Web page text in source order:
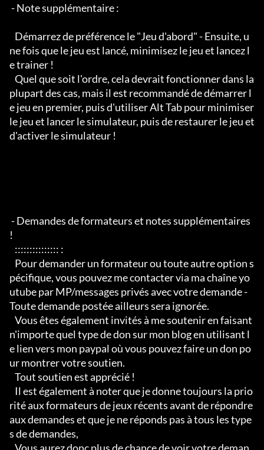
ne fois que le jeu est lancé, minimisez le jeu et lancez l
e trainer !
plupart des cas, mais il est recommandé de démarrer l
e jeu en premier, puis d'utiliser Alt Tab pour minimiser
le jeu et lancer le simulateur, puis de restaurer le jeu et
d'activer le simulateur !
!
pécifique, vous pouvez me contacter via ma chaîne yo
utube par MP/messages privés avec votre demande -
Toute demande postée ailleurs sera ignorée.
n'importe quel type de don sur mon blog en utilisant l
e lien vers mon paypal où vous pouvez faire un don po
ur montrer votre soutien.
rité aux formateurs de jeux récents avant de répondre
aux demandes et que je ne réponds pas à tous les type
s de demandes,